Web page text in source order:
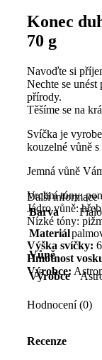
Konec
70 g
Navoďte si
Nechte se
přírody.
Těšíme se na
Svíčka je
kouzelné vůně
Jemná vůně
Vrchní tóny:
Jádro vůně:
Nízké tóny:
Výška svíčky:
Hmotnost
Výrobce:
Další informace
Barva
Materiál
Vůně
Výrobce
Hodnocení (0)
Recenze